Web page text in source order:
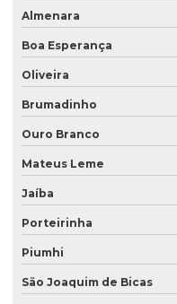
Almenara
Boa Esperança
Oliveira
Brumadinho
Ouro Branco
Mateus Leme
Jaíba
Porteirinha
Piumhi
São Joaquim de Bicas